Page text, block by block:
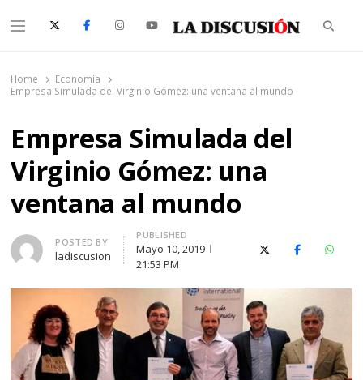
Menu
Home
Economía
Empresa Simulada del Virginio Gómez: una ventana al mundo
Empresa Simulada del
Virginio Gómez: una
ventana al mundo
Author
POSTED BY
ladiscusion
PUBLISHED
Mayo 10, 2019
21:53 PM
X (Twitter)Facebook